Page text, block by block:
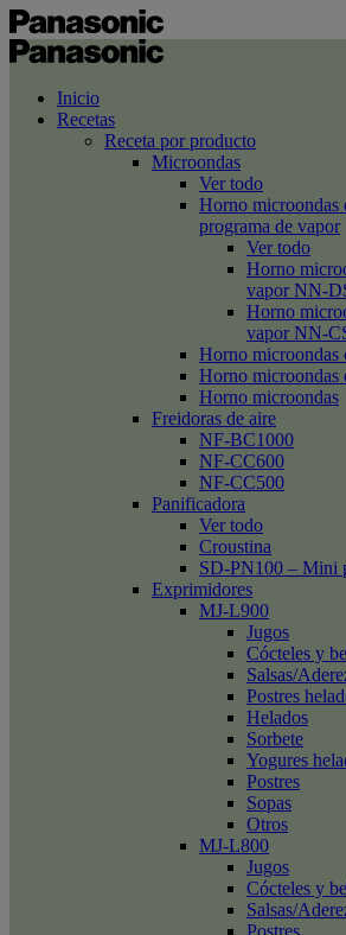
Inicio
Recetas
Receta por producto
Microondas
Ver todo
Horno microondas
programa de vapor
Ver todo
Horno
vapor NN-
Horno
vapor NN-
Horno microondas
Horno microondas
Horno microondas
Freidoras de aire
NF-BC1000
NF-CC600
NF-CC500
Panificadora
Ver todo
Croustina
SD-PN100 – Mini
Exprimidores
MJ-L900
Jugos
Cócteles y
Salsas/
Postres
Helados
Sorbete
Yogures
Postres
Sopas
Otros
MJ-L800
Jugos
Cócteles y
Salsas/
Postres